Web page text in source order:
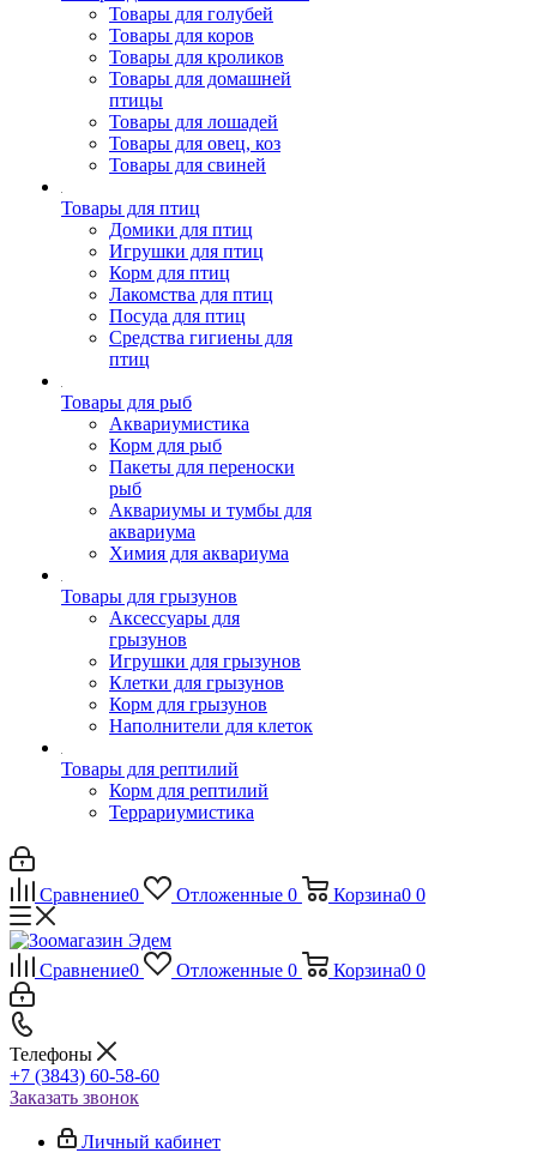
Товары для голубей
Товары для коров
Товары для кроликов
Товары для домашней
птицы
Товары для лошадей
Товары для овец, коз
Товары для свиней
Товары для птиц
Домики для птиц
Игрушки для птиц
Корм для птиц
Лакомства для птиц
Посуда для птиц
Средства гигиены для
птиц
Товары для рыб
Аквариумистика
Корм для рыб
Пакеты для переноски
рыб
Аквариумы и тумбы для
аквариума
Химия для аквариума
Товары для грызунов
Аксессуары для
грызунов
Игрушки для грызунов
Клетки для грызунов
Корм для грызунов
Наполнители для клеток
Товары для рептилий
Корм для рептилий
Террариумистика
Сравнение0 Отложенные 0 Корзина0 0
Сравнение0 Отложенные 0 Корзина0 0
Телефоны
+7 (3843) 60-58-60
Заказать звонок
Личный кабинет